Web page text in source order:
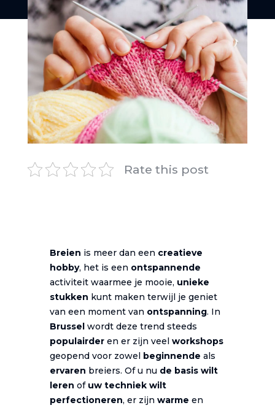
Rate this post
Breien is meer dan een creatieve
hobby, het is een ontspannende
activiteit waarmee je mooie, unieke
stukken kunt maken terwijl je geniet
van een moment van ontspanning. In
Brusselwordt deze trend steeds
populairderen er zijn veel workshops
geopend voor zowel beginnende als
ervaren breiers. Of u nu de basis wilt
leren of uw techniek wilt
perfectioneren, er zijn warme en